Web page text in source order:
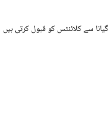
سے کلائنٹس کو قبول کرتی ہیں